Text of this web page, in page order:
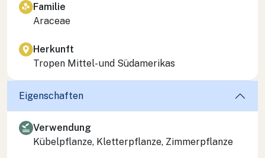
Familie
Araceae
Herkunft
Tropen Mittel- und Südamerikas
Eigenschaften
Verwendung
Kübelpflanze, Kletterpflanze, Zimmerpflanze